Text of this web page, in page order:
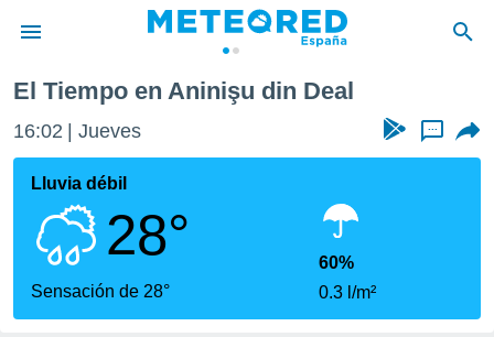
de
por
se
calidad.
a este
las
El Tiempo en Aninişu din Deal
16:02 Jueves ...
Lluvia débil
28°
Sensación de 28°
60%
0.3 l/m²